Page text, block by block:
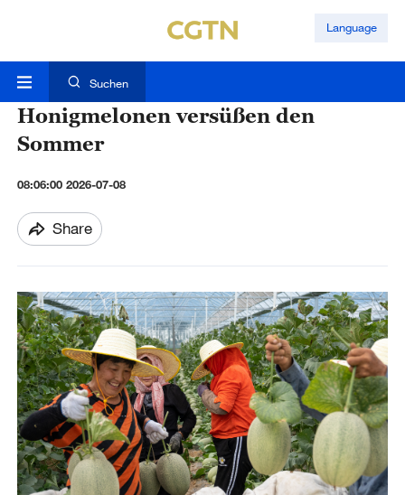
Language
Suchen
Honigmelonen versüßen den
Sommer
08:06:00 2026-07-08
Share